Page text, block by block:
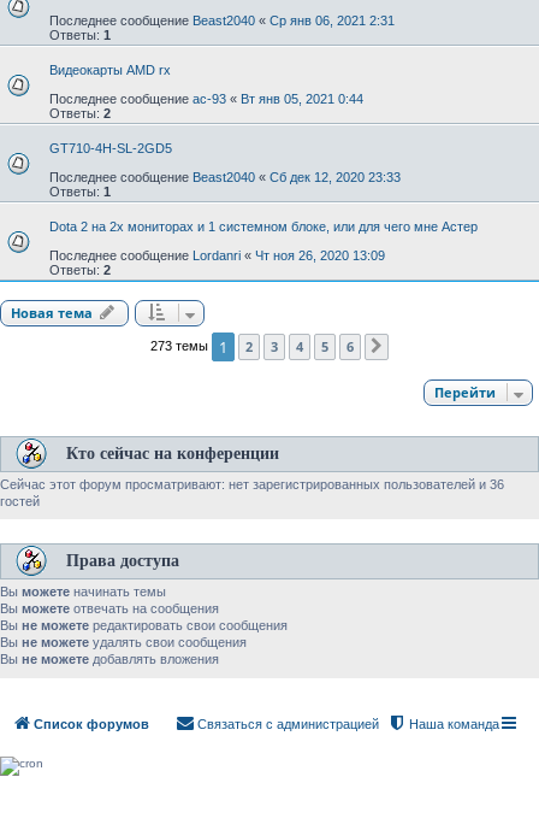
Последнее сообщение Beast2040 « Ср янв 06, 2021 2:31
Ответы: 1
Видеокарты AMD rx
Последнее сообщение ac-93 « Вт янв 05, 2021 0:44
Ответы: 2
GT710-4H-SL-2GD5
Последнее сообщение Beast2040 « Сб дек 12, 2020 23:33
Ответы: 1
Dota 2 на 2х мониторах и 1 системном блоке, или для чего мне Астер
Последнее сообщение Lordanri « Чт ноя 26, 2020 13:09
Ответы: 2
Новая тема
273 темы 1 2 3 4 5 6
Перейти
Кто сейчас на конференции
Сейчас этот форум просматривают: нет зарегистрированных пользователей и 36
гостей
Права доступа
Вы можете начинать темы
Вы можете отвечать на сообщения
Вы не можете редактировать свои сообщения
Вы не можете удалять свои сообщения
Вы не можете добавлять вложения
Список форумов Наша команда
Связаться с администрацией